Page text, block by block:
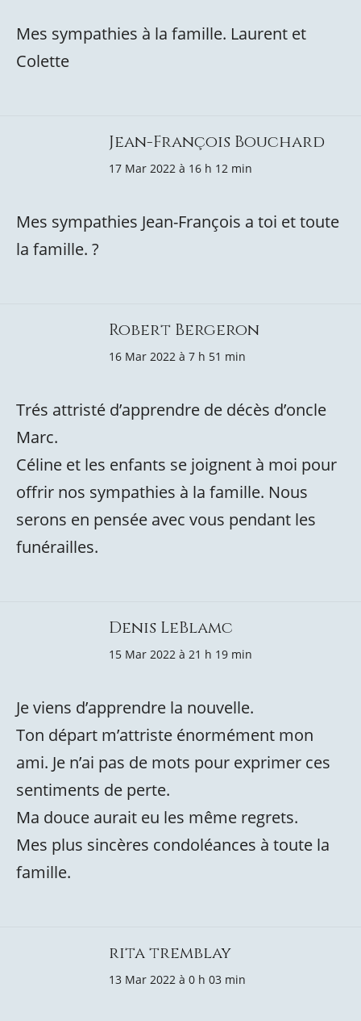
Mes sympathies à la famille. Laurent et
Colette
Jean-François Bouchard
17 Mar 2022 à 16 h 12 min
Mes sympathies Jean-François a toi et toute
la famille. ?
Robert Bergeron
16 Mar 2022 à 7 h 51 min
Trés attristé d’apprendre de décès d’oncle
Marc.
Céline et les enfants se joignent à moi pour
offrir nos sympathies à la famille. Nous
serons en pensée avec vous pendant les
funérailles.
Denis LeBlamc
15 Mar 2022 à 21 h 19 min
Je viens d’apprendre la nouvelle.
Ton départ m’attriste énormément mon
ami. Je n’ai pas de mots pour exprimer ces
sentiments de perte.
Ma douce aurait eu les même regrets.
Mes plus sincères condoléances à toute la
famille.
rita tremblay
13 Mar 2022 à 0 h 03 min